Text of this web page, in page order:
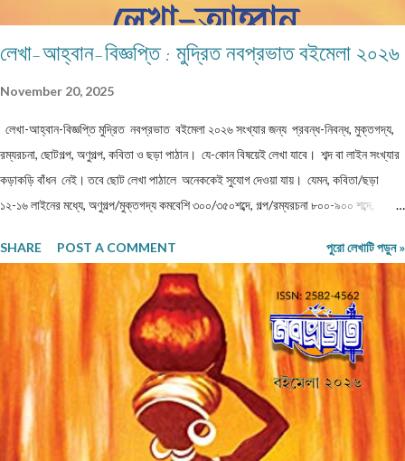
লেখা-আহ্বান-বিজ্ঞপ্তি : মুদ্রিত নবপ্রভাত বইমেলা ২০২৬
November 20, 2025
লেখা-আহ্বান-বিজ্ঞপ্তি মুদ্রিত নবপ্রভাত বইমেলা ২০২৬ সংখ্যার জন্য প্রবন্ধ-নিবন্ধ, মুক্তগদ্য,
রম্যরচনা, ছোটগল্প, অণুগল্প, কবিতা ও ছড়া পাঠান। যে-কোন বিষয়েই লেখা যাবে। শব্দ বা লাইন সংখ্যার
কড়াকড়ি বাঁধন নেই। তবে ছোট লেখা পাঠালে অনেককেই সুযোগ দেওয়া যায়। যেমন, কবিতা/ছড়া
১২-১৬ লাইনের মধ্যে, অণুগল্প/মুক্তগদ্য কমবেশি ৩০০/৩৫০শব্দে, গল্প/রম্যরচনা ৮০০-৯০০ শব্দে,
লেখা পাঠাতে হবে। মনোনয়নের সুবিধার্থে একাধিক লেখা পাঠানো ভালো। তবে একই মেলেই দেবেন।
একজন ব্যক্তি একান্ত প্রয়োজন ছাড়া একাধিক মেল করবেন না। লেখা মেলবডিতে টাইপ বা পেস্ট করে
পাঠাবেন। word ফাইলে পাঠানো যেতে পারে। লেখার সঙ্গে দেবেন নিজের নাম, ঠিকানা এবং ফোন ও
whatsapp নম্বর। (ছবি দেওয়ার দরকার নেই।) ১) মেলের সাবজেক্ট লাইনে লিখবেন 'মুদ্রিত
নবপ্রভাত বইমেলা সংখ্যা ২০২৬-এর জন্য'। ২) বানানের দিকে বিশেষ নজর দেবেন। ৩) যতিচিহ্নের
আগে স্পেস না দিয়ে পরে দেবেন। ৪) বিশেষ কোন চিহ্ন (যেমন @ # ...
SHARE POST A COMMENT পুরো লেখাটি পড়ুন »